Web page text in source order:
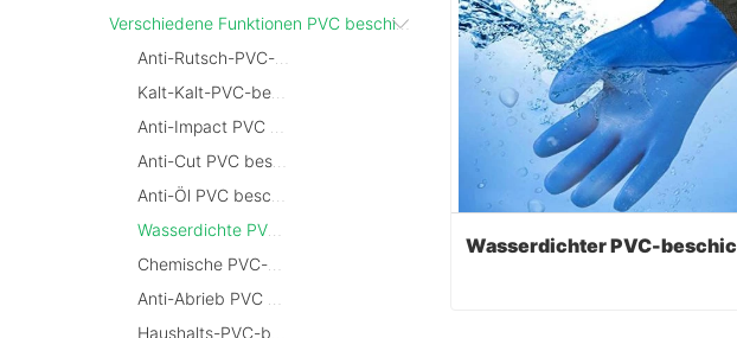
Verschiedene Funktionen PVC beschichtete Handschuhe